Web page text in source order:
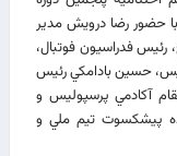
حضور رضا درویش مدیر
فدراسيون فوتبال،
حسين بادامكي رئيس
آكادمي پرسپوليس و
پيشكسوت تيم ملي و